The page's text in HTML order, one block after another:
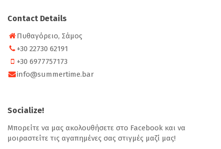
Contact Details
Πυθαγόρειο, Σάμος
+30 22730 62191
+30 6977757173
info@summertime.bar
Socialize!
Μπορείτε να μας ακολουθήσετε στο Facebook και να
μοιραστείτε τις αγαπημένες σας στιγμές μαζί μας!